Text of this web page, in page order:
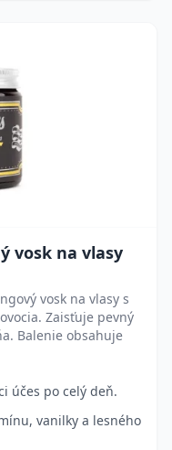
vosk na vlasy
vosk na vlasy s
Zaisťuje pevný
Balenie obsahuje
účes po celý deň.
vanilky a lesného